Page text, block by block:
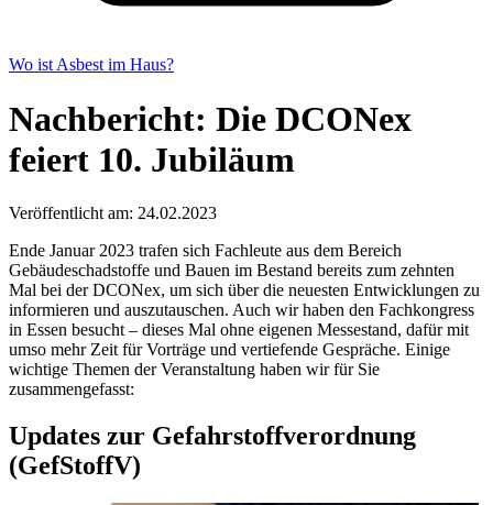
Wo ist Asbest im Haus?
Nachbericht: Die DCONex
feiert 10. Jubiläum
Veröffentlicht am: 24.02.2023
Ende Januar 2023 trafen sich Fachleute aus dem Bereich
Gebäudeschadstoffe und Bauen im Bestand bereits zum zehnten
Mal bei der DCONex, um sich über die neuesten Entwicklungen zu
informieren und auszutauschen. Auch wir haben den Fachkongress
in Essen besucht – dieses Mal ohne eigenen Messestand, dafür mit
umso mehr Zeit für Vorträge und vertiefende Gespräche. Einige
wichtige Themen der Veranstaltung haben wir für Sie
zusammengefasst:
Updates zur Gefahrstoffverordnung
(GefStoffV)